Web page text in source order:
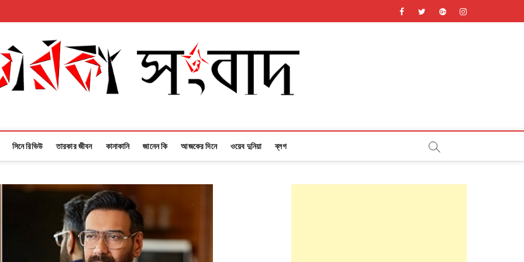
facebooktwittergoogleplusinstagram
সিনে রিভিউ তারকার জীবন কানাকানি জানেন কি আজকের দিনে ওয়েব দুনিয়া ব্লগ